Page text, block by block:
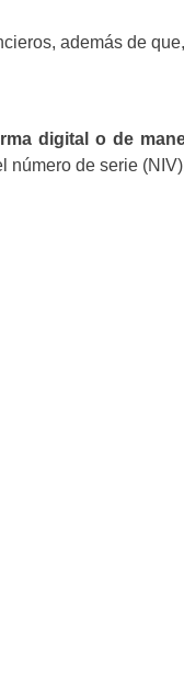
además de
digital o de
número de serie